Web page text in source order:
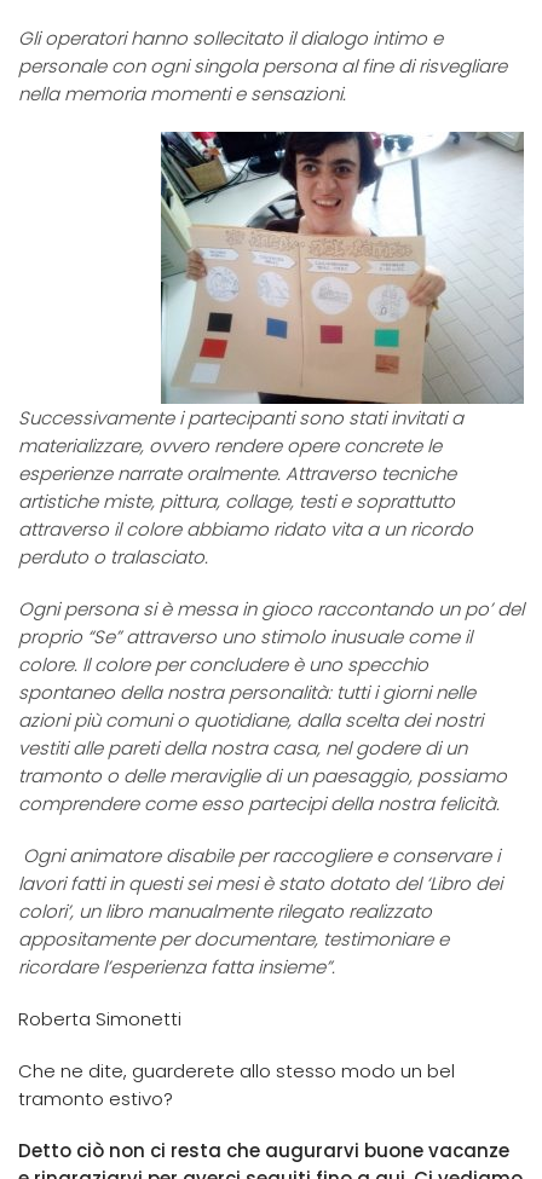
Gli operatori hanno sollecitato il dialogo intimo e
personale con ogni singola persona al fine di risvegliare
nella memoria momenti e sensazioni.
Successivamente i partecipanti sono stati invitati a
materializzare, ovvero rendere opere concrete le
esperienze narrate oralmente. Attraverso tecniche
artistiche miste, pittura, collage, testi e soprattutto
attraverso il colore abbiamo ridato vita a un ricordo
perduto o tralasciato.
Ogni persona si è messa in gioco raccontando un po’ del
proprio “Se” attraverso uno stimolo inusuale come il
colore. Il colore per concludere è uno specchio
spontaneo della nostra personalità: tutti i giorni nelle
azioni più comuni o quotidiane, dalla scelta dei nostri
vestiti alle pareti della nostra casa, nel godere di un
tramonto o delle meraviglie di un paesaggio, possiamo
comprendere come esso partecipi della nostra felicità.
Ogni animatore disabile per raccogliere e conservare i
lavori fatti in questi sei mesi è stato dotato del ‘Libro dei
colori’, un libro manualmente rilegato realizzato
appositamente per documentare, testimoniare e
ricordare l’esperienza fatta insieme”.
Roberta Simonetti
Che ne dite, guarderete allo stesso modo un bel
tramonto estivo?
Detto ciò non ci resta che augurarvi buone vacanze